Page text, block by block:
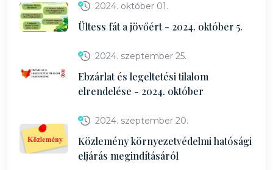
2024. október 01.
Ültess fát a jövőért - 2024. október 5.
2024. szeptember 25.
Ebzárlat és legeltetési tilalom
elrendelése - 2024. október
2024. szeptember 20.
Közlemény környezetvédelmi hatósági
eljárás megindításáról